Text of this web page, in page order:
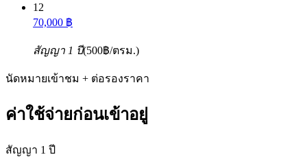
12
70,000 ฿
สัญญา 1 ปี(500฿/ตรม.)
นัดหมายเข้าชม + ต่อรองราคา
ค่าใช้จ่ายก่อนเข้าอยู่
สัญญา 1 ปี